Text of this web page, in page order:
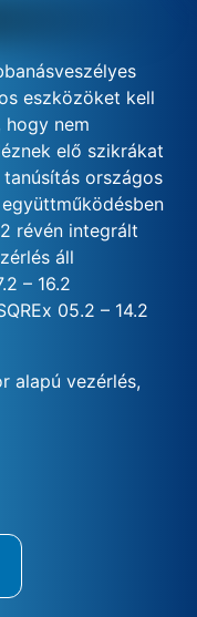
eszközöket kell
hogy nem
elő szikrákat
országos
révén integrált
áll
– 16.2
05.2 – 14.2
alapú vezérlés,